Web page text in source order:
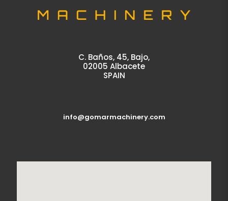
C. Baños, 45, Bajo,
02005 Albacete
SPAIN
info@gomarmachinery.com